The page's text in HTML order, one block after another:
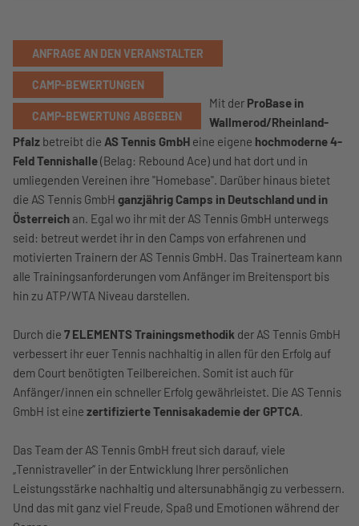
ANFRAGE AN DEN VERANSTALTER
CAMP-BEWERTUNGEN
CAMP-BEWERTUNG ABGEBEN
Mit der ProBase in
Wallmerod/Rheinland-
Pfalz betreibt die AS Tennis GmbH eine eigene hochmoderne 4-
Feld Tennishalle(Belag: Rebound Ace) und hat dort und in
umliegenden Vereinen ihre "Homebase". Darüber hinaus bietet
die AS Tennis GmbH ganzjährig Camps in Deutschland und in
Österreich an. Egal wo ihr mit der AS Tennis GmbH unterwegs
seid: betreut werdet ihr in den Camps von erfahrenen und
motivierten Trainern der AS Tennis GmbH. Das Trainerteam kann
alle Trainingsanforderungen vom Anfänger im Breitensport bis
hin zu ATP/WTA Niveau darstellen.
Durch die 7 ELEMENTS Trainingsmethodik der AS Tennis GmbH
verbessert ihr euer Tennis nachhaltig in allen für den Erfolg auf
dem Court benötigten Teilbereichen. Somit ist auch für
Anfänger/innen ein schneller Erfolg gewährleistet. Die AS Tennis
GmbH ist eine zertifizierte Tennisakademie der GPTCA
Das Team der AS Tennis GmbH freut sich darauf, viele
„Tennistraveller“ in der Entwicklung Ihrer persönlichen
Leistungsstärke nachhaltig und altersunabhängig zu verbessern.
Und das mit ganz viel Freude, Spaß und Emotionen während der